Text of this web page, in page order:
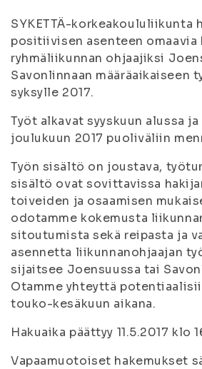
SYKETTÄ-korkeakoululiikunta
positiivisen asenteen omaavia
ryhmäliikunnan ohjaajiksi
Savonlinnaan määräaikaiseen
syksylle 2017.
Työt alkavat syyskuun alussa
joulukuun 2017 puoliväliin
Työn sisältö on joustava,
sisältö ovat sovittavissa
toiveiden ja osaamisen
odotamme kokemusta
sitoutumista sekä reipasta ja
asennetta liikunnanohjaajan
sijaitsee Joensuussa tai
Otamme yhteyttä
touko-kesäkuun aikana.
Hakuaika päättyy 11.5.2017 klo
Vapaamuotoiset hakemukset